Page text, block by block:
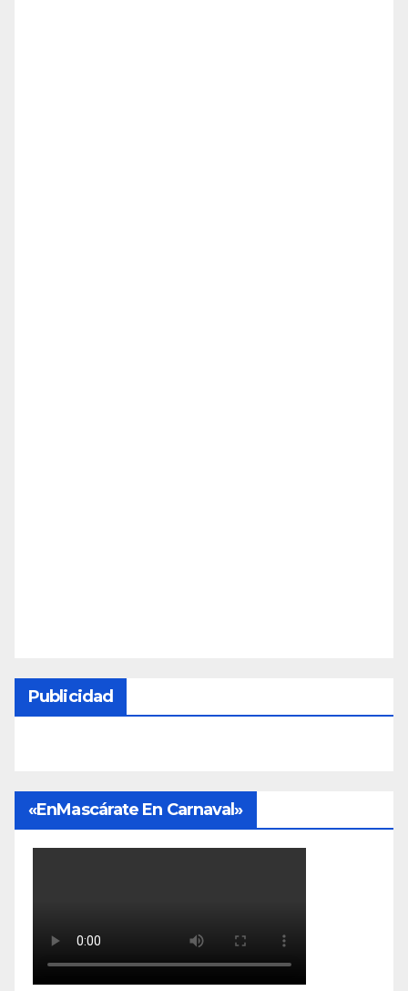
Publicidad
«EnMascárate En Carnaval»